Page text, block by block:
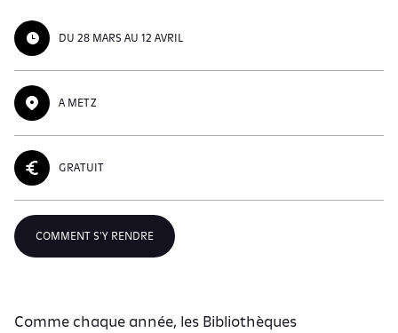
DU 28 MARS AU 12 AVRIL
A METZ
GRATUIT
COMMENT S'Y RENDRE
Comme chaque année, les Bibliothèques